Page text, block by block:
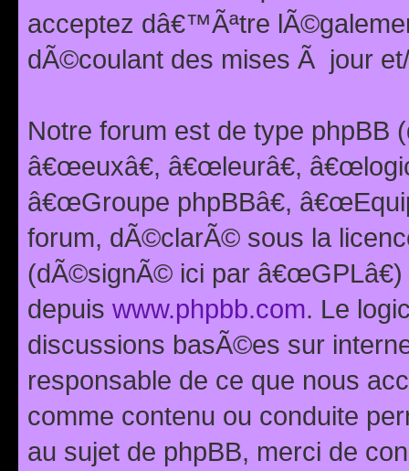
acceptez dâ€™Ãªtre
dÃ©coulant des mises Ã jour
Notre forum est de type phpBB
â€œeuxâ€, â€œleurâ€,
â€œGroupe phpBBâ€,
forum, dÃ©clarÃ© sous la
(dÃ©signÃ© ici par
depuis www.phpbb.com. Le
discussions basÃ©es sur
responsable de ce que nous
comme contenu ou conduite
au sujet de phpBB, merci de